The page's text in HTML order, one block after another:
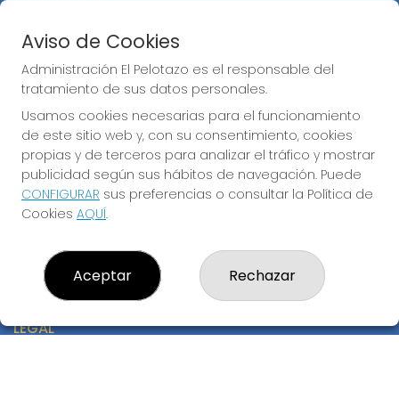
Boletos digitales
Acceso
Registro
CONTACTO
ADMINISTRACION DE LOTERIAS: 17-CADIZ - RECEPTOR
OFICIAL: 21300
956073495
Clica aquí para contactar por WhatsApp
640517524
info@administracionelpelotazo.es
Callejones Cardoso nº12
Cádiz, 11002
(Cádiz) España
LEGAL
Aviso de Cookies
Administración El Pelotazo es el responsable del
tratamiento de sus datos personales.
Usamos cookies necesarias para el funcionamiento
de este sitio web y, con su consentimiento, cookies
propias y de terceros para analizar el tráfico y mostrar
publicidad según sus hábitos de navegación. Puede
CONFIGURAR sus preferencias o consultar la Política de
Cookies AQUÍ.
Aceptar Rechazar